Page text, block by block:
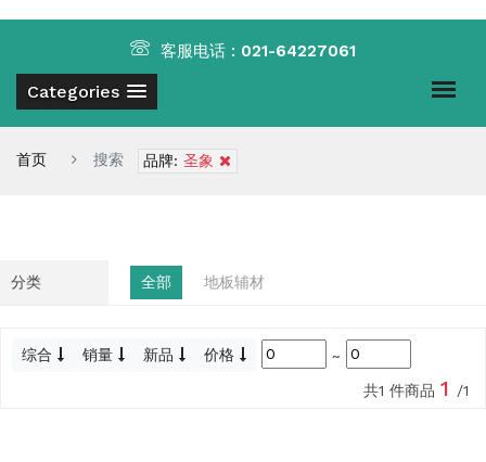
Categories
客服电话 : 021-64227061
首页 搜索 品牌: 圣象
分类 全部 地板辅材
综合 销量 新品 价格
~
共1 件商品 1 /1